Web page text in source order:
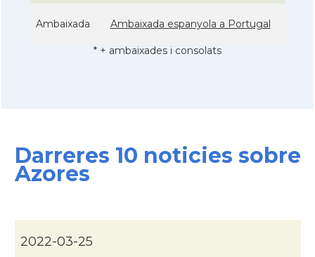
Ambaixada Ambaixada espanyola a Portugal
* + ambaixades i consolats
Darreres 10 noticies sobre
Azores
2022-03-25